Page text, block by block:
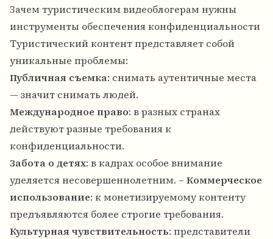
Зачем туристическим видеоблогерам нужны
инструменты обеспечения конфиденциальности
Туристический контент представляет собой
уникальные проблемы:
Публичная съемка: снимать аутентичные места
— значит снимать людей.
Международное право: в разных странах
действуют разные требования к
конфиденциальности.
Забота о детях: в кадрах особое внимание
уделяется несовершеннолетним. – Коммерческое
использование: к монетизируемому контенту
предъявляются более строгие требования.
Культурная чувствительность: представители